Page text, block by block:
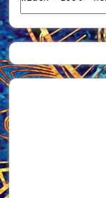
UKR_(34)